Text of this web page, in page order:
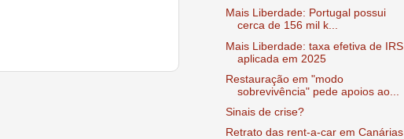
Mais Liberdade: Portugal possui
cerca de 156 mil k...
Mais Liberdade: taxa efetiva de IRS
aplicada em 2025
Restauração em "modo
sobrevivência" pede apoios ao...
Sinais de crise?
Retrato das rent-a-car em Canárias